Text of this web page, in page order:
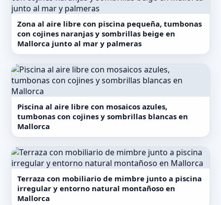
Zona al aire libre con piscina pequeña, tumbonas
con cojines naranjas y sombrillas beige en
Mallorca junto al mar y palmeras
Piscina al aire libre con mosaicos azules,
tumbonas con cojines y sombrillas blancas en
Mallorca
Terraza con mobiliario de mimbre junto a piscina
irregular y entorno natural montañoso en
Mallorca